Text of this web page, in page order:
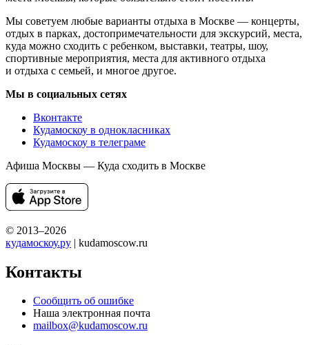
Мы советуем любые варианты отдыха в Москве — концерты,
отдых в парках, достопримечательности для экскурсий, места,
куда можно сходить с ребенком, выставки, театры, шоу,
спортивные мероприятия, места для активного отдыха
и отдыха с семьей, и многое другое.
Мы в социальных сетях
Вконтакте
Кудамоскоу в однокласниках
Кудамоскоу в телеграме
Афиша Москвы — Куда сходить в Москве
© 2013–2026
кудамоскоу.ру | kudamoscow.ru
Контакты
Сообщить об ошибке
Наша электронная почта
mailbox@kudamoscow.ru